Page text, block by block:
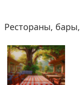
Рестораны,